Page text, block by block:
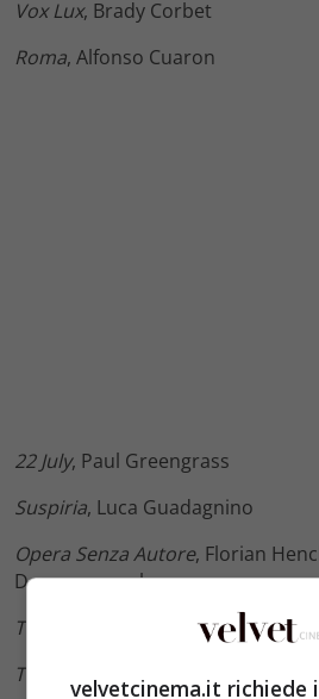
Vox Lux, Brady Corbet
Roma, Alfonso Cuaron
22 July, Paul Greengrass
Suspiria, Luca Guadagnino
Opera Senza Autore, Florian
Donnersmarck
The Nightingale
, Jennifer Kent
The Favourite
, Yorgos Lanthimos
velvetcinema.it richiede